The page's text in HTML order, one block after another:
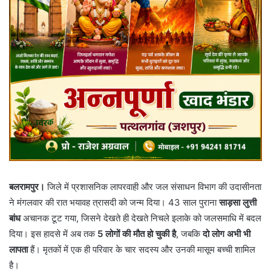
बलरामपुर। जिले में प्रशासनिक लापरवाही और जल संसाधन विभाग की उदासीनता
ने मंगलवार की रात भयावह त्रासदी को जन्म दिया। 43 साल पुरानासाड़सा लुत्ती
बांधअचानक टूट गया, जिसने देखते ही देखते निचले इलाके को जलसमाधि में बदल
दिया। इस हादसे में अब तक 5 लोगों की मौत हो चुकी है, जबकिदो लोग अभी भी
लापताहैं। मृतकों में एक ही परिवार के चार सदस्य और उनकी मासूम बच्ची शामिल
है।